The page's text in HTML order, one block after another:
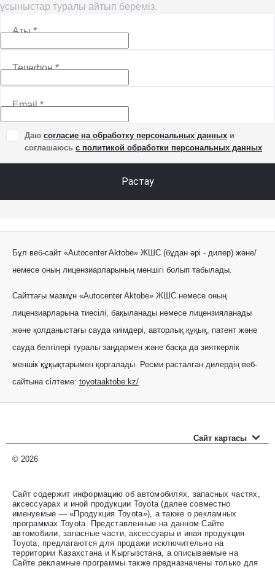
ұсыныстар туралы айтып береміз.
Аты*
Телефон*
Email*
Даю согласие на обработку персональных данных и
соглашаюсь с политикой обработки персональных данных
Растау
Бұл веб-сайт «Autocenter Aktobe» ЖШС (бұдан әрі - дилер) және/
немесе оның лицензиарларының меншігі болып табылады.
Сайттағы мазмұн «Autocenter Aktobe» ЖШС немесе оның
лицензиарларына тиесілі, бақыланады немесе лицензияланады
және қолданыстағы сауда киімдері, авторлық құқық, патент және
сауда белгілері туралы заңдармен және басқа да зияткерлік
меншік құқықтарымен қорғалады. Ресми расталған дилердің веб-
сайтына сілтеме: toyotaaktobe.kz/
Сайт картасы
Новые автомобили
Автомобили с пробегом
Оценить свой авто
Специальные предложения
© 2026
Сайт содержит информацию об автомобилях, запасных частях,
аксессуарах и иной продукции Toyota (далее совместно
именуемые — «Продукция Toyota»), а также о рекламных
программах Toyota. Представленные на данном Сайте
автомобили, запасные части, аксессуары и иная продукция
Toyota, предлагаются для продажи исключительно на
территории Казахстана и Кыргызстана, а описываемые на
Сайте рекламные программы также предназначены только для